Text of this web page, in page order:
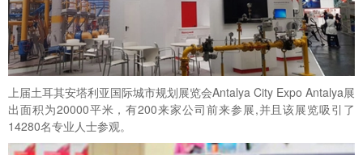
上届土耳其安塔利亚国际城市规划展览会Antalya City Expo Antalya展
出面积为20000平米，有200来家公司前来参展,并且该展览吸引了
14280名专业人士参观。